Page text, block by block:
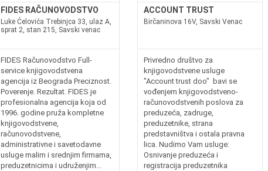
FIDES RAČUNOVODSTVO
Luke Ćelovića Trebinjca 33, ulaz A,
sprat 2, stan 215, Savski venac
FIDES Računovodstvo Full-
service knjigovodstvena
agencija iz Beograda Preciznost.
Poverenje. Rezultat. FIDES je
profesionalna agencija koja od
1996. godine pruža kompletne
knjigovodstvene,
računovodstvene,
administrativne i savetodavne
usluge malim i srednjim firmama,
preduzetnicima i udruženjim...
ACCOUNT TRUST
Birčaninova 16V, Savski Venac
Privredno društvo za
knjigovodstvene usluge
"Account trust doo" bavi se
vođenjem knjigovodstveno-
računovodstvenih poslova za
preduzeća, zadruge,
preduzetnike, strana
predstavništva i ostala pravna
lica. Nudimo Vam usluge:
Osnivanje preduzeća i
registracija preduzetnika